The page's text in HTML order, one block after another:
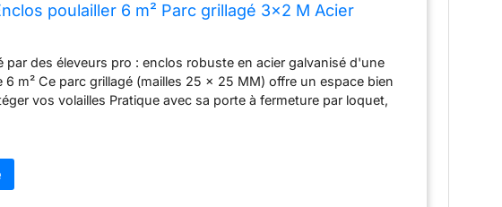
poulailler 6 m² Parc grillagé 3x2 M Acier
par des éleveurs pro : enclos robuste en acier galvanisé d'une
6 m² Ce parc grillagé (mailles 25 x 25 MM) offre un espace bien
vos volailles Pratique avec sa porte à fermeture par loquet,
offre une partie ombragée optimale Diamètre des tubes de la
Longueur 3 x largeur 2 x hauteur 2 m